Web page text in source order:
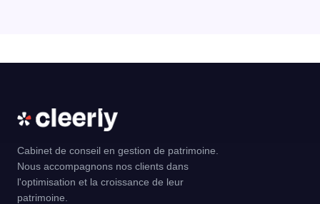
Cabinet de conseil en gestion de patrimoine.
Nous accompagnons nos clients dans
l'optimisation et la croissance de leur
patrimoine.